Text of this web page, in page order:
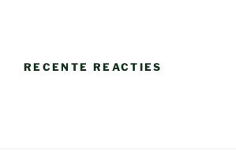
RECENTE REACTIES